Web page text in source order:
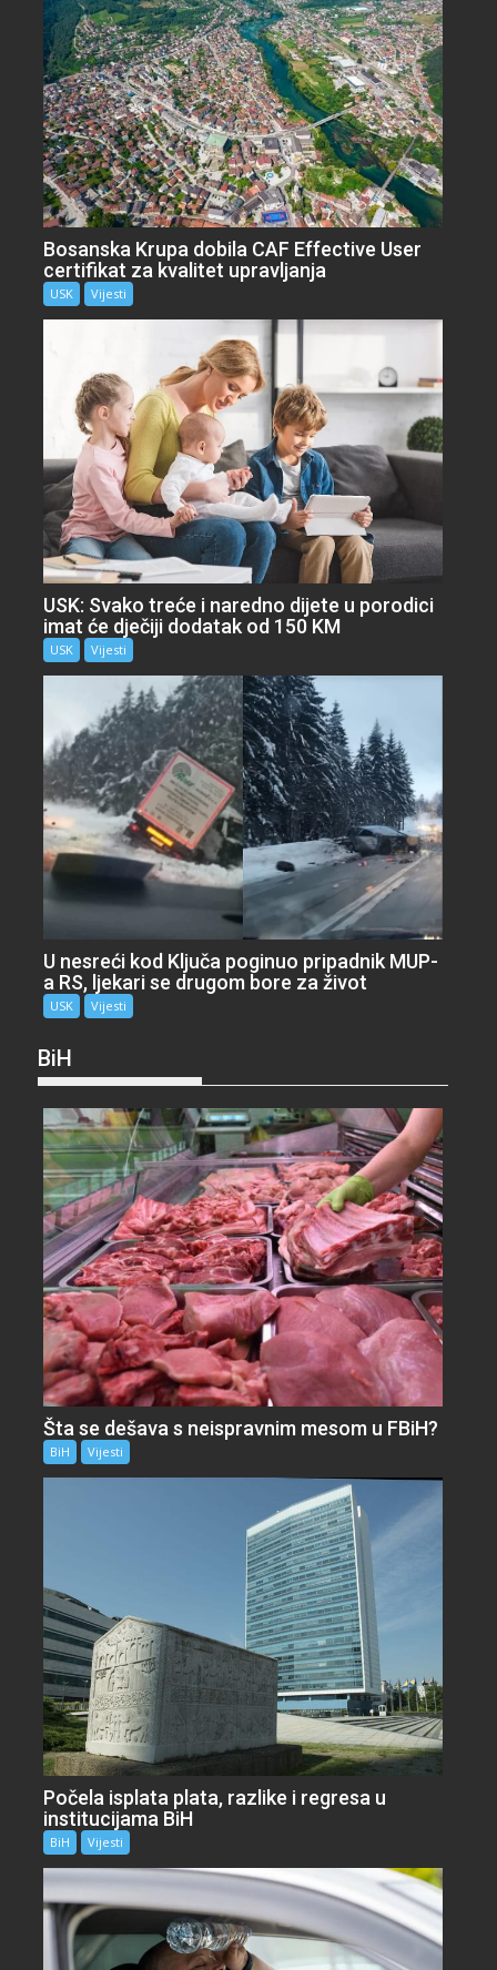
Bosanska Krupa dobila CAF Effective User
certifikat za kvalitet upravljanja
USK Vijesti
USK: Svako treće i naredno dijete u porodici
imat će dječiji dodatak od 150 KM
USK Vijesti
U nesreći kod Ključa poginuo pripadnik MUP-
a RS, ljekari se drugom bore za život
USK Vijesti
BiH
Šta se dešava s neispravnim mesom u FBiH?
BiH Vijesti
Počela isplata plata, razlike i regresa u
institucijama BiH
BiH Vijesti